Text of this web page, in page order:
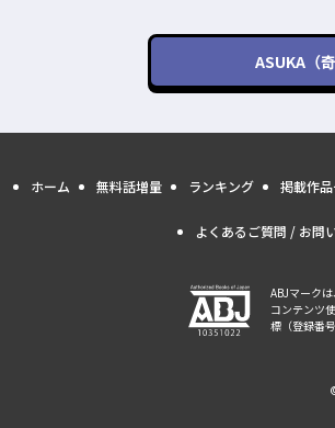
ASUKA（
ホーム 無料話増量 ランキング 掲載作
よくあるご質問 / お問
ABJマーク
コンテンツ
標（登録番